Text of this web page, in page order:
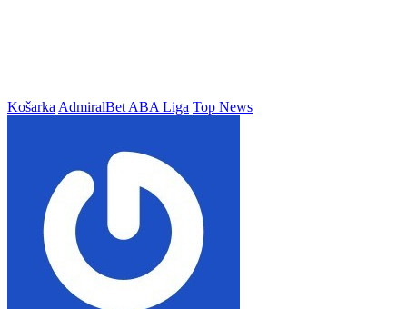
Košarka AdmiralBet ABA Liga Top News